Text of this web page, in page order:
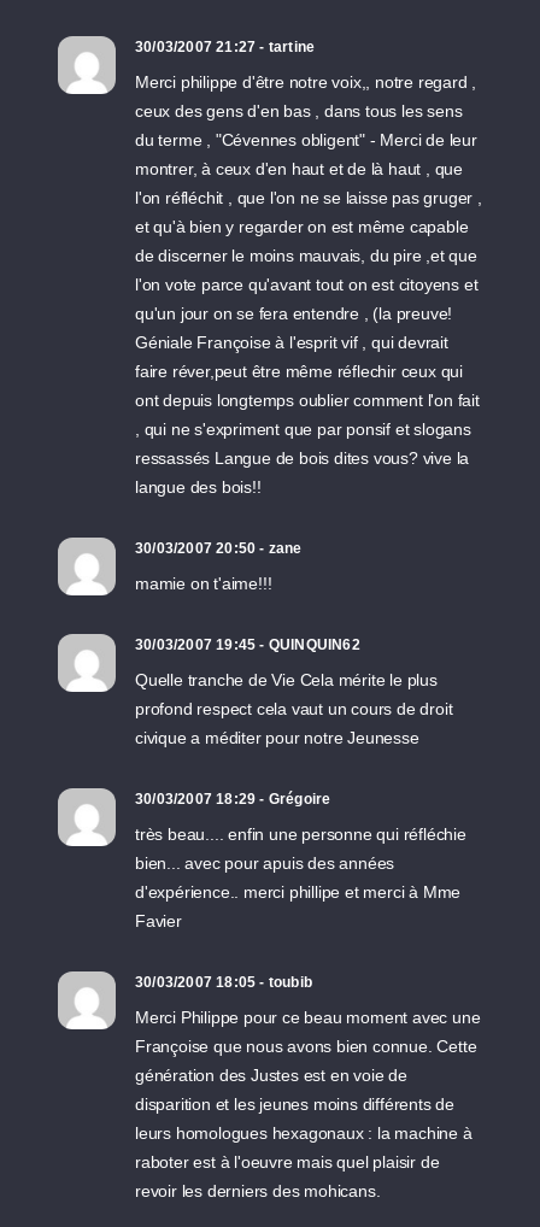
30/03/2007 21:27 - tartine
Merci philippe d'être notre voix,, notre regard ,
ceux des gens d'en bas , dans tous les sens
du terme , "Cévennes obligent" - Merci de leur
montrer, à ceux d'en haut et de là haut , que
l'on réfléchit , que l'on ne se laisse pas gruger ,
et qu'à bien y regarder on est même capable
de discerner le moins mauvais, du pire ,et que
l'on vote parce qu'avant tout on est citoyens et
qu'un jour on se fera entendre , (la preuve!
Géniale Françoise à l'esprit vif , qui devrait
faire réver,peut être même réflechir ceux qui
ont depuis longtemps oublier comment l'on fait
, qui ne s'expriment que par ponsif et slogans
ressassés Langue de bois dites vous? vive la
langue des bois!!
30/03/2007 20:50 - zane
mamie on t'aime!!!
30/03/2007 19:45 - QUINQUIN62
Quelle tranche de Vie Cela mérite le plus
profond respect cela vaut un cours de droit
civique a méditer pour notre Jeunesse
30/03/2007 18:29 - Grégoire
très beau.... enfin une personne qui réfléchie
bien... avec pour apuis des années
d'expérience.. merci phillipe et merci à Mme
Favier
30/03/2007 18:05 - toubib
Merci Philippe pour ce beau moment avec une
Françoise que nous avons bien connue. Cette
génération des Justes est en voie de
disparition et les jeunes moins différents de
leurs homologues hexagonaux : la machine à
raboter est à l'oeuvre mais quel plaisir de
revoir les derniers des mohicans.